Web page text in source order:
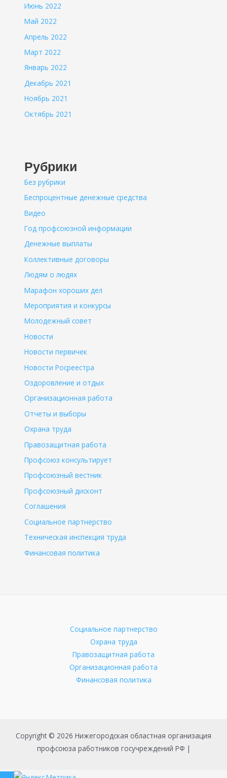
Июнь 2022
Май 2022
Апрель 2022
Март 2022
Январь 2022
Декабрь 2021
Ноябрь 2021
Октябрь 2021
Рубрики
Без рубрики
Беспроцентные денежные средства
Видео
Год профсоюзной информации
Денежные выплаты
Коллективные договоры
Людям о людях
Марафон хороших дел
Мероприятия и конкурсы
Молодежный совет
Новости
Новости первичек
Новости Росреестра
Оздоровление и отдых
Организационная работа
Отчеты и выборы
Охрана труда
Правозащитная работа
Профсоюз консультирует
Профсоюзный вестник
Профсоюзный дисконт
Соглашения
Социальное партнерство
Техническая инспекция труда
Финансовая политика
Социальное партнерство
Охрана труда
Правозащитная работа
Организационная работа
Финансовая политика
Copyright © 2026 Нижегородская областная организация
профсоюза работников госучреждений РФ |
Пролистать